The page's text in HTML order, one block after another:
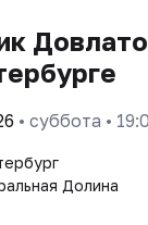
• суббота •
Долина